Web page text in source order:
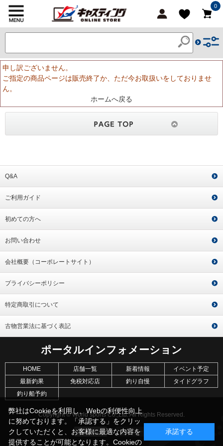
0
申し訳ございません。
ご指定の商品ページは販売終了か、ただ今お取扱いをしておりませ
ん。
ホームへ戻る
Q&A
ご利用ガイド
初めての方へ
お問い合わせ
会社概要（コーポレートサイト）
プライバシーポリシー
特定商取引について
古物営業法に基づく表記
ポータルインフォメーション
HOME 店舗一覧 新着情報
イベント予定
最新釣果
免税対応店 釣り自慢
タイドグラフ
釣り船予約
Copyright © World sports Co.,Ltd. All Rights Reserved.
弊社はCookieを利用し、Webの利便性向上
に努めております。「承認する」をクリッ
クしていただくと、お客様に最適な内容を
提供することが可能となります。Cookieの
承諾する